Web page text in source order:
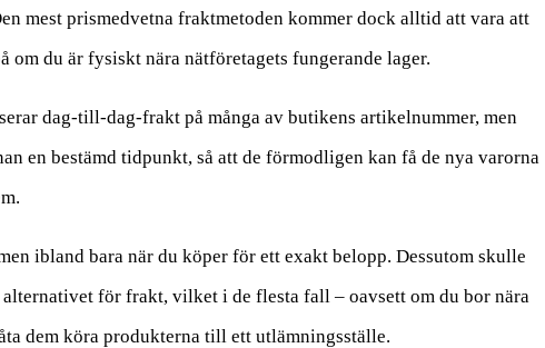
mest prismedvetna fraktmetoden kommer dock alltid att vara att
om du är fysiskt nära nätföretagets fungerande lager.
dag-till-dag-frakt på många av butikens artikelnummer, men
en bestämd tidpunkt, så att de förmodligen kan få de nya varorna
ibland bara när du köper för ett exakt belopp. Dessutom skulle
för frakt, vilket i de flesta fall – oavsett om du bor nära
dem köra produkterna till ett utlämningsställe.